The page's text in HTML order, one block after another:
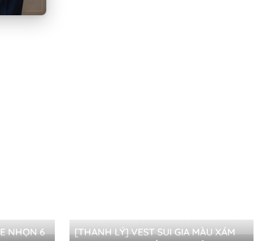
NHỌN 6
[THANH LÝ] VEST SUI GIA MÀU XÁM